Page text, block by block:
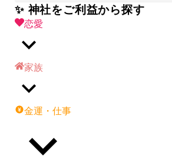
✨ 神社をご利益から探す
恋愛
家族
金運・仕事